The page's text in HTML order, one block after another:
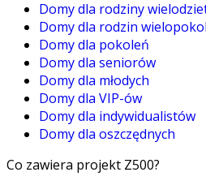
Domy dla rodziny
Domy dla rodzin
Domy dla pokoleń
Domy dla seniorów
Domy dla młodych
Domy dla VIP-ów
Domy dla indywidualistów
Domy dla oszczędnych
Co zawiera projekt Z500?